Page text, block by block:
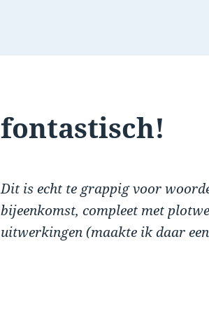
fontastisch!
Dit is echt te grappig voor
bijeenkomst, compleet met
uitwerkingen (maakte ik daar